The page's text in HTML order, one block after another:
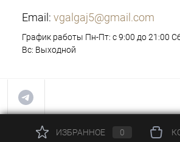
Email: vgalgaj5@gmail.com
График работы Пн-Пт: с 9:00 до 21:00
Вс: Выходной
ИЗБРАННОЕ 0